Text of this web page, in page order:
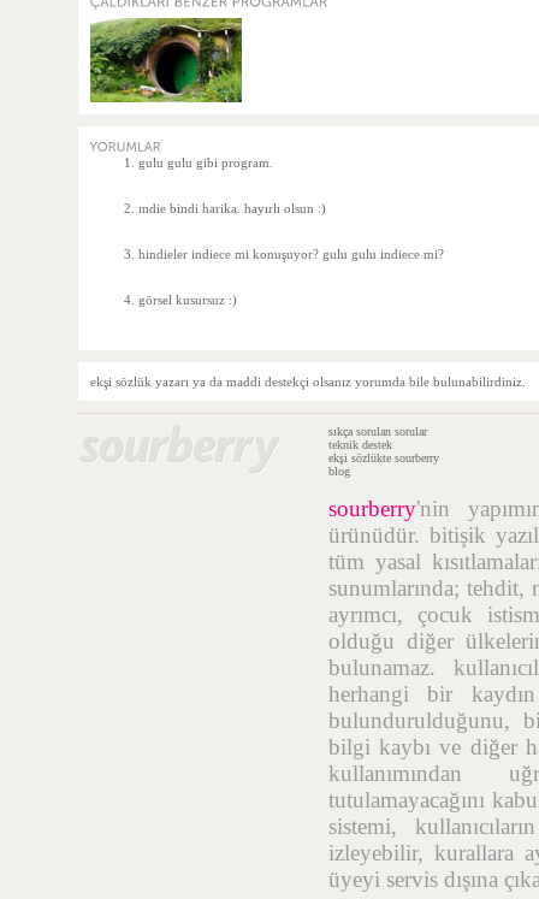
gulu gulu gibi program.
ındie bindi harika. hayırlı olsun :)
hindieler indiece mi konuşuyor? gulu gulu indiece mi?
görsel kusursuz :)
ekşi sözlük yazarı ya da maddi destekçi olsanız yorumda bile bulunabilirdiniz.
sıkça sorulan sorular
teknik destek
ekşi sözlükte sourberry
blog
sourberry'nin
ürünüdür. bitişik
tüm yasal
sunumlarında; tehdit,
ayrımcı, çocuk
olduğu diğer ülkelerin
bulunamaz.
herhangi bir
bulundurulduğunu,
bilgi kaybı ve diğer
kullanımından
tutulamayacağını
sistemi,
izleyebilir, kurallara
üyeyi servis dışına